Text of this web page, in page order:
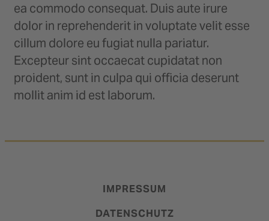
ea commodo consequat. Duis aute irure
dolor in reprehenderit in voluptate velit esse
cillum dolore eu fugiat nulla pariatur.
Excepteur sint occaecat cupidatat non
proident, sunt in culpa qui officia deserunt
mollit anim id est laborum.
IMPRESSUM
DATENSCHUTZ